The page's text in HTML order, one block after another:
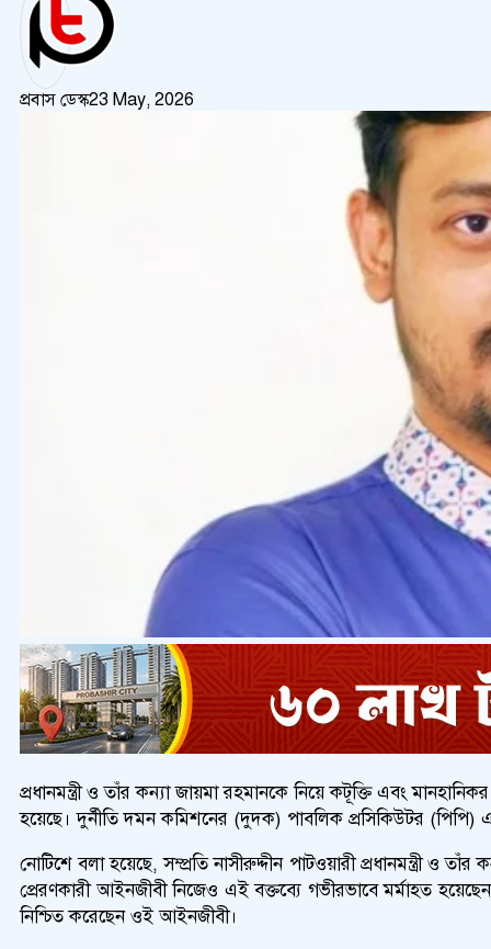
প্রবাস ডেস্ক23 May, 2026
প্রধানমন্ত্রী ও তাঁর কন্যা জায়মা রহমানকে নিয়ে কটূক্তি এবং
হয়েছে। দুর্নীতি দমন কমিশনের (দুদক) পাবলিক প্রসিকিউটর
নোটিশে বলা হয়েছে, সম্প্রতি নাসীরুদ্দীন পাটওয়ারী প্রধানমন্ত্রী
প্রেরণকারী আইনজীবী নিজেও এই বক্তব্যে গভীরভাবে মর্মাহত
নিশ্চিত করেছেন ওই আইনজীবী।